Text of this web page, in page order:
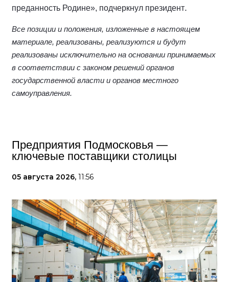
преданность Родине», подчеркнул президент.
Все позиции и положения, изложенные в настоящем
материале, реализованы, реализуются и будут
реализованы исключительно на основании принимаемых
в соответствии с законом решений органов
государственной власти и органов местного
самоуправления.
Предприятия Подмосковья —
ключевые поставщики столицы
05 августа 2026, 11:56